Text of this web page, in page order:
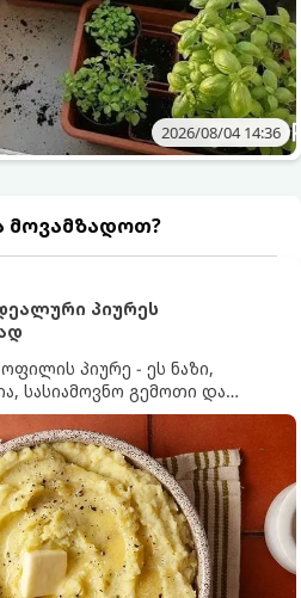
2026/08/04 14:36
მოვამზადოთ?
პიურეს
პიურე - ეს ნაზი,
სასიამოვნო გემოთი და
ფერით. მისი მომზადება
მაგრამ არსებობს რამდენიმე
უნდა იცოდეთ, რომ
გემრიელი გამოვიდეს.